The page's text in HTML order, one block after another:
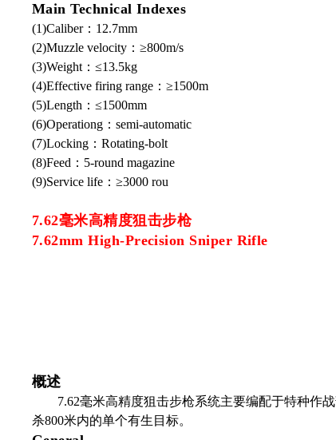
Main Technical Indexes
(1)Caliber：12.7mm
(2)Muzzle velocity：≥800m/s
(3)Weight：≤13.5kg
(4)Effective firing range：≥1500m
(5)Length：≤1500mm
(6)Operationg： semi-automatic
(7)Locking：Rotating-bolt
(8)Feed：5-round magazine
(9)Service life：≥3000 rou
7.62毫米高精度狙击步枪
7.62mm High-Precision Sniper Rifle
概述
7.62毫米高精度狙击步枪系统主要编配于特种作
杀800米内的单个有生目标。